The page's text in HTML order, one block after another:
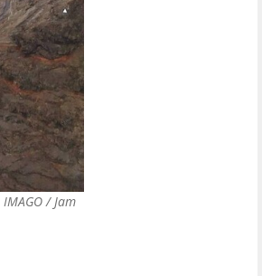
IMAGO / Jam